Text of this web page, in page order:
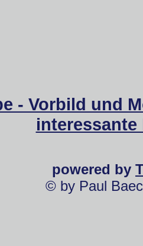
- Vorbild und
powered by
© by Paul